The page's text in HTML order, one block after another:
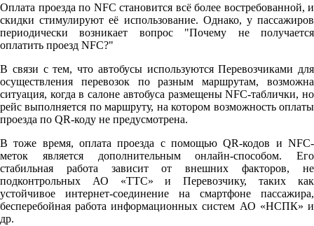
Оплата проезда по NFC становится всё более востребованной, и
скидки стимулируют её использование. Однако, у пассажиров
периодически возникает вопрос "Почему не получается
оплатить проезд NFC?"
В связи с тем, что автобусы используются Перевозчиками для
осуществления перевозок по разным маршрутам, возможна
ситуация, когда в салоне автобуса размещены NFC-таблички, но
рейс выполняется по маршруту, на котором возможность оплаты
проезда по QR-коду не предусмотрена.
В тоже время, оплата проезда с помощью QR-кодов и NFC-
меток является дополнительным онлайн-способом. Его
стабильная работа зависит от внешних факторов, не
подконтрольных АО «ТТС» и Перевозчику, таких как
устойчивое интернет-соединение на смартфоне пассажира,
бесперебойная работа информационных систем АО «НСПК» и
др.